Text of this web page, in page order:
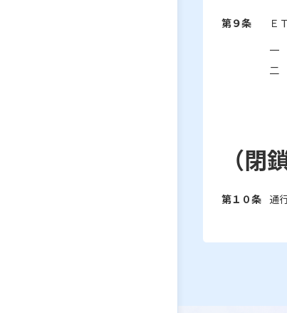
第９条
Ｅ
一
二
（閉
第１０条 通